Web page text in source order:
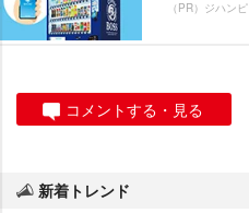
（PR）ジハンピ
コメントする・見る
新着トレンド